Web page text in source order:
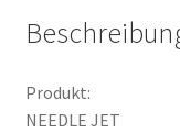
Produkt:
NEEDLE JET